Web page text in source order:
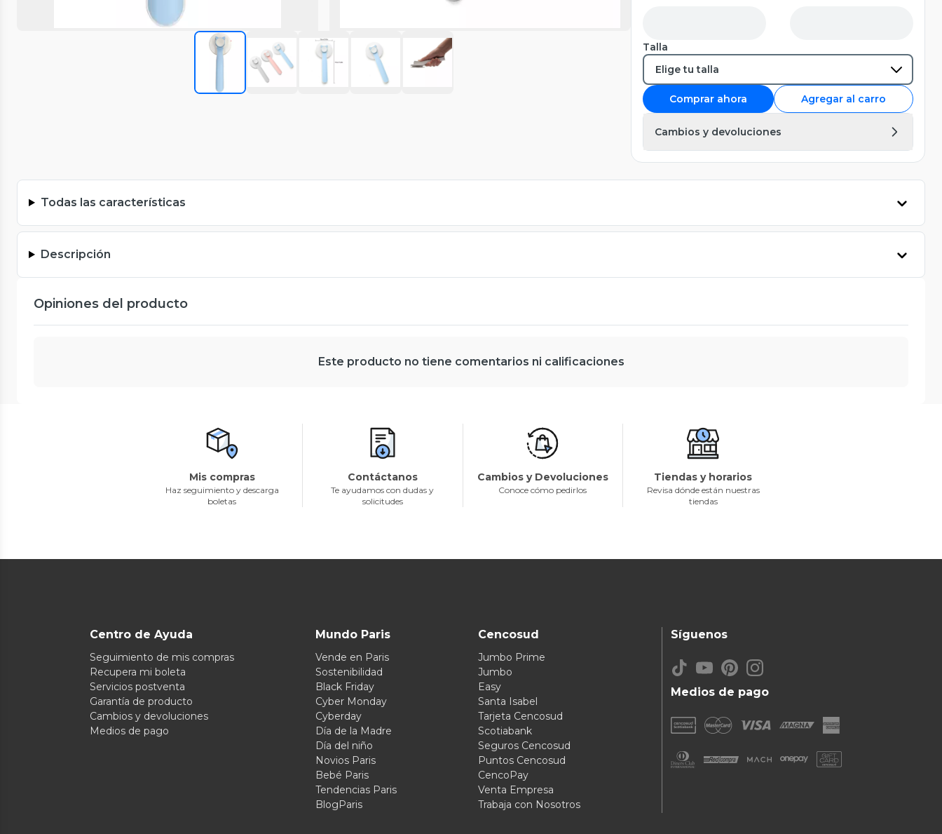
Talla
Comprar ahora Agregar al carro
Cambios y devoluciones
Todas las características
Descripción
Opiniones del producto
Este producto no tiene comentarios ni calificaciones
Mis compras
Haz seguimiento y descarga
boletas
Contáctanos
Te ayudamos con dudas y
solicitudes
Cambios y Devoluciones
Conoce cómo pedirlos
Tiendas y horarios
Revisa dónde están nuestras
tiendas
Centro de Ayuda
Seguimiento de mis compras
Recupera mi boleta
Servicios postventa
Garantía de producto
Cambios y devoluciones
Medios de pago
Mundo Paris
Vende en Paris
Sostenibilidad
Black Friday
Cyber Monday
Cyberday
Día de la Madre
Día del niño
Novios Paris
Bebé Paris
Tendencias Paris
BlogParis
Cencosud
Jumbo Prime
Jumbo
Easy
Santa Isabel
Tarjeta Cencosud
Scotiabank
Seguros Cencosud
Puntos Cencosud
CencoPay
Venta Empresa
Trabaja con Nosotros
Medios de pago
Síguenos